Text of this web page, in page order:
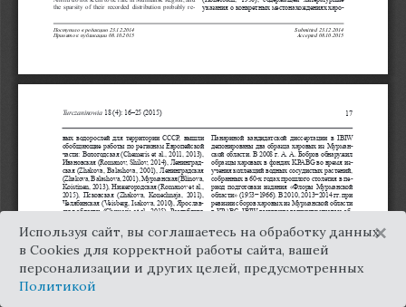
Используя сайт, вы соглашаетесь на обработку данных
в Cookies для корректной работы сайта, вашей
персонализации и других целей, предусмотренных
Политикой
×